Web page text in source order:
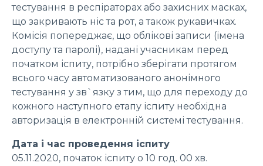
тестування в респіраторах або захисних масках,
що закривають ніс та рот, а також рукавичках.
Комісія попереджає, що облікові записи (імена
доступу та паролі), надані учасникам перед
початком іспиту, потрібно зберігати протягом
всього часу автоматизованого анонімного
тестування у зв`язку з тим, що для переходу до
кожного наступного етапу іспиту необхідна
авторизація в електронній системі тестування.
Дата і час проведення іспиту
05.11.2020, початок іспиту о 10 год. 00 хв.